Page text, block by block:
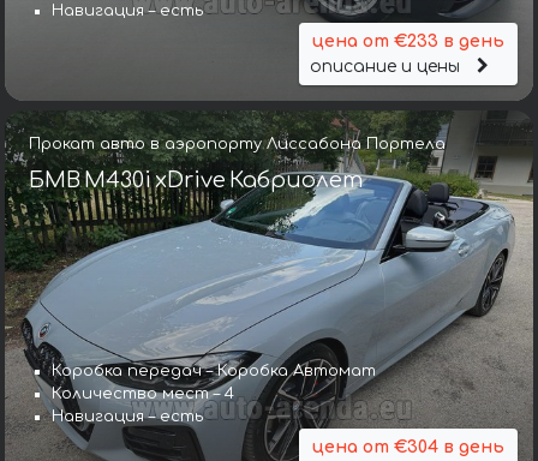
Навигация – есть
цена от €233 в день
описание и цены
Прокат авто в аэропорту Лиссабона Портела
БМВ M430i xDrive Кабриолет
Коробка передач – Коробка Автомат
Количество мест – 4
Навигация – есть
цена от €304 в день